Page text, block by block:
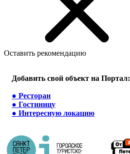
Оставить рекомендацию
Добавить свой объект на Портал:
● Ресторан
● Гостиницу
● Интересную локацию